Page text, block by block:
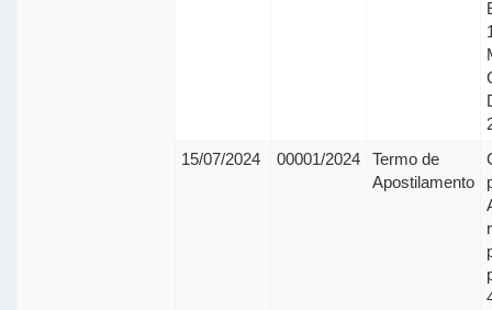
15/07/2024
00001/2024
Termo de
Apostilamento